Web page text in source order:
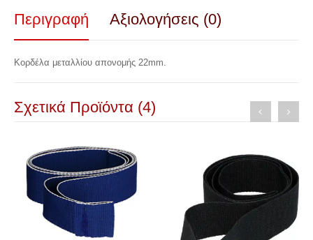
Περιγραφή Αξιολογήσεις (0)
Κορδέλα μεταλλίου απονομής 22mm.
Σχετικά Προϊόντα (4)